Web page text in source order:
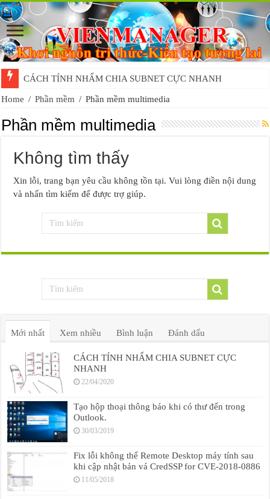
CÁCH TÍNH NHẨM CHIA SUBNET CỰC NHANH
Home / Phần mềm / Phần mềm multimedia
Phần mềm multimedia
Không tìm thấy
Xin lỗi, trang bạn yêu cầu không tồn tại. Vui lòng điền nội dung
và nhấn tìm kiếm để được trợ giúp.
Mới nhất Xem nhiều Bình luận Đánh dấu
CÁCH TÍNH NHẨM CHIA SUBNET CỰC
NHANH
22/04/2020
Tạo hộp thoại thông báo khi có thư đến trong
Outlook.
30/03/2019
Fix lỗi không thể Remote Desktop máy tính sau
khi cập nhật bản vá CredSSP for CVE-2018-0886
11/05/2018